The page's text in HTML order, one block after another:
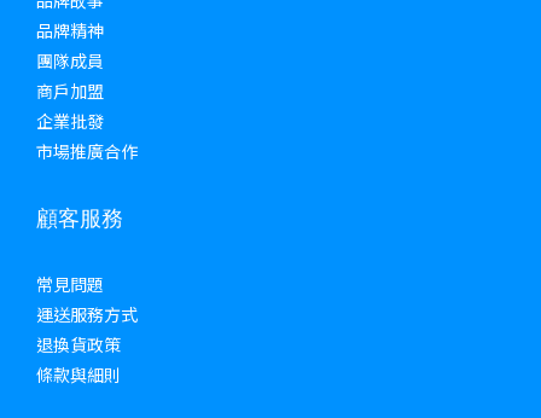
品牌精神
團隊成員
商戶加盟
企業批發
市場推廣合作
顧客服務
常見問題
運送服務方式
退換貨政策
條款與細則